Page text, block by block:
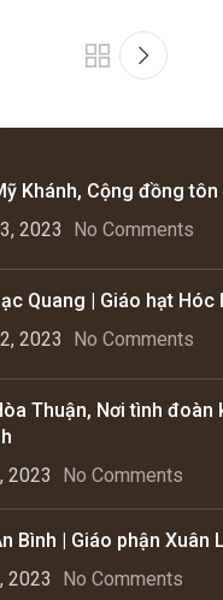
Khánh, Cộng đồng
2023
No Comments
Quang | Giáo hạt Hóc
2023
No Comments
Thuận, Nơi tình đoàn
2023
No Comments
Bình | Giáo phận Xuân
2023
No Comments